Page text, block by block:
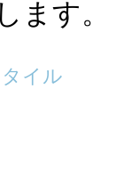
ます。
イル